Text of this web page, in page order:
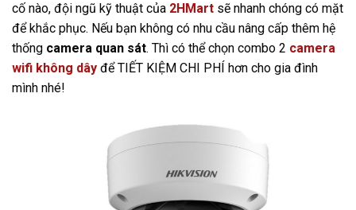
cố nào, đội ngũ kỹ thuật của 2HMart sẽ nhanh chóng có mặt
để khắc phục. Nếu bạn không có nhu cầu nâng cấp thêm hệ
thống camera quan sát. Thì có thể chọn combo 2 camera
wifi không dây để TIẾT KIỆM CHI PHÍ hơn cho gia đình
mình nhé!